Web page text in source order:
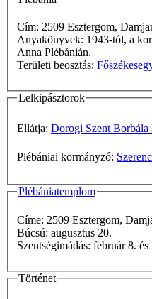
Cím: 2509 Esztergom,
Anyakönyvek: 1943-tól, a korábbiak az esztergomi Szent
Anna Plébánián.
Területi beosztás:
Lelkipásztorok
Ellátja: Dorogi Szent Borbála
Plébániai kormányzó:
Plébániatemplom
Címe: 2509 Esztergom,
Búcsú: augusztus 20.
Szentségimádás:
Történet